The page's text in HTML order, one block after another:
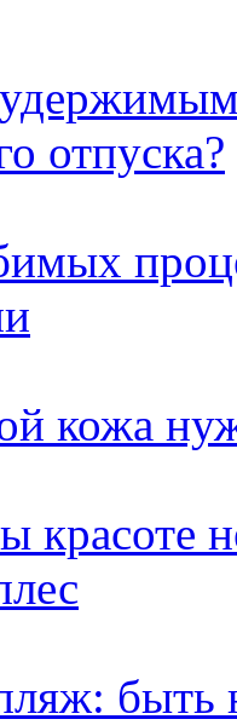
отпуска?
кожа
красоте
быть